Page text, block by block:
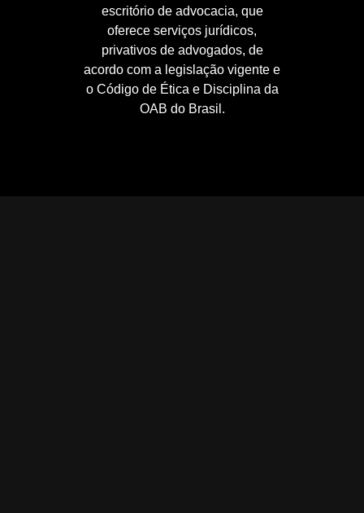
escritório de advocacia, que
oferece serviços jurídicos,
privativos de advogados, de
acordo com a legislação vigente e
o Código de Ética e Disciplina da
OAB do Brasil.